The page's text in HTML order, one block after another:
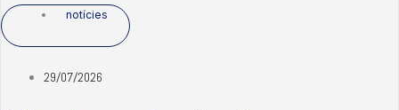
notícies
29/07/2026